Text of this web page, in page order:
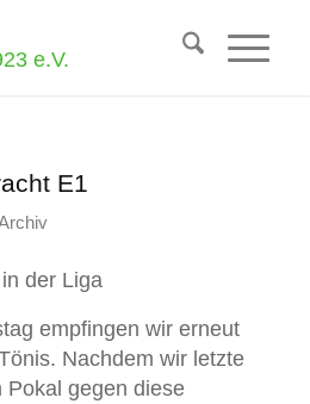
E1
der Liga
empfingen wir erneut
Nachdem wir letzte
Pokal gegen diese